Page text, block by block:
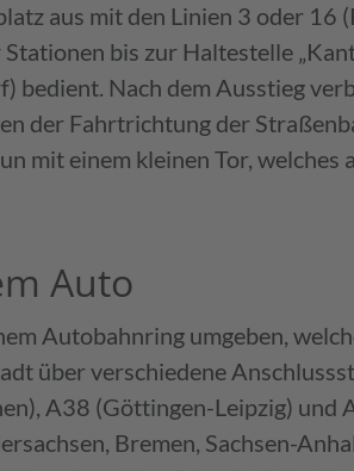
aus mit den Linien 3 oder 16
bis zur Haltestelle
bedient. Nach dem Ausstieg
der Fahrtrichtung der
mit einem kleinen Tor,
Auto
Autobahnring umgeben,
über verschiedene
A38 (Göttingen-Leipzig) und
Bremen, Sachsen-